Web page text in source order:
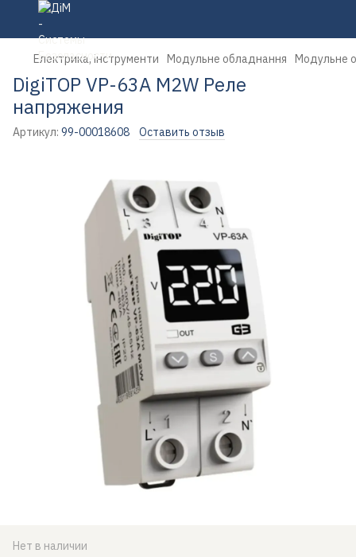
Електрика, інструменти Модульне обладнання Модульне
DigiTOP VP-63A M2W Реле
напряжения
Артикул: 99-00018608 Оставить отзыв
Нет в наличии